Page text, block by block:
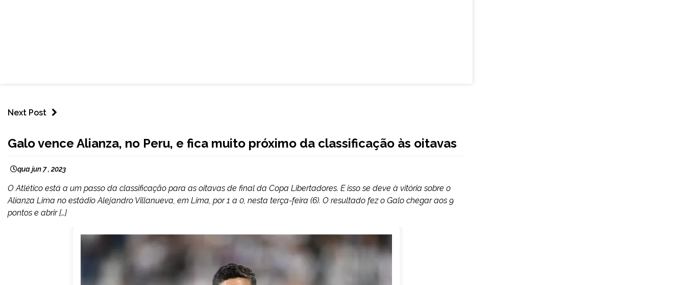
Next Post
Galo vence Alianza, no Peru, e fica muito próximo da classificação às oitavas
qua jun 7 , 2023
O Atlético está a um passo da classificação para as oitavas de final da Copa Libertadores. E isso se deve à vitória sobre o
Alianza Lima no estádio Alejandro Villanueva, em Lima, por 1 a 0, nesta terça-feira (6). O resultado fez o Galo chegar aos 9
pontos e abrir […]